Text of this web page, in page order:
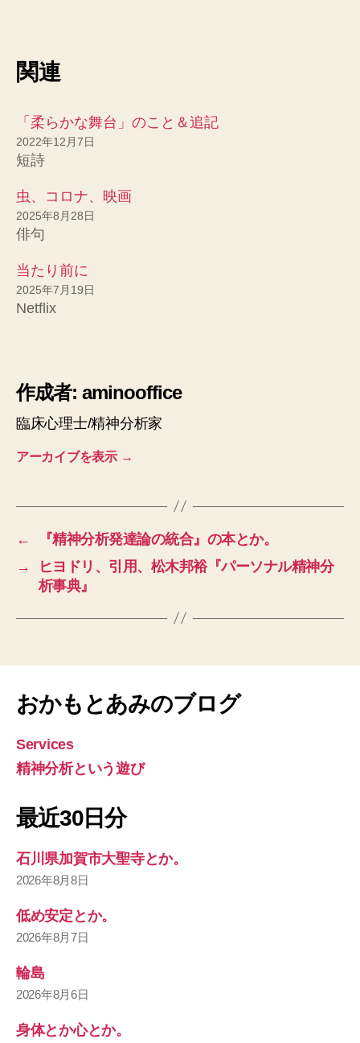
関連
「柔らかな舞台」のこと＆追記
2022年12月7日
短詩
虫、コロナ、映画
2025年8月28日
俳句
当たり前に
2025年7月19日
Netflix
作成者: aminooffice
臨床心理士/精神分析家
アーカイブを表示 →
←
『精神分析発達論の統合』の本とか。
→
ヒヨドリ、引用、松木邦裕『パーソナル精神分
析事典』
おかもとあみのブログ
Services
精神分析という遊び
最近30日分
石川県加賀市大聖寺とか。
2026年8月8日
低め安定とか。
2026年8月7日
輪島
2026年8月6日
身体とか心とか。